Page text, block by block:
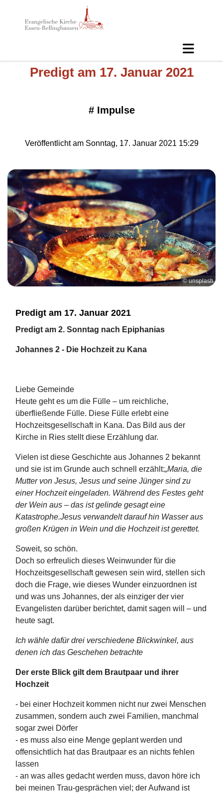
Predigt am 17. Januar 2021
# Impulse
Veröffentlicht am Sonntag, 17. Januar 2021 15:29
© unsplash
Predigt am 17. Januar 2021
Predigt am 2. Sonntag nach Epiphanias
Johannes 2 - Die Hochzeit zu Kana
Liebe Gemeinde
Heute geht es um die Fülle – um reichliche,
überfließende Fülle. Diese Fülle erlebt eine
Hochzeitsgesellschaft in Kana. Das Bild aus der
Kirche in Ries stellt diese Erzählung dar.
Vielen ist diese Geschichte aus Johannes 2 bekannt
und sie ist im Grunde auch schnell erzählt:„Maria, die
Mutter von Jesus, Jesus und seine Jünger sind zu
einer Hochzeit eingeladen. Während des Festes geht
der Wein aus – das ist gelinde gesagt eine
Katastrophe.Jesus verwandelt darauf hin Wasser aus
großen Krügen in Wein und die Hochzeit ist gerettet.
Soweit, so schön.
Doch so erfreulich dieses Weinwunder für die
Hochzeitsgesellschaft gewesen sein wird, stellen sich
doch die Frage, wie dieses Wunder einzuordnen ist
und was uns Johannes, der als einziger der vier
Evangelisten darüber berichtet, damit sagen will – und
heute sagt.
Ich wähle dafür drei verschiedene Blickwinkel, aus
denen ich das Geschehen betrachte
Der erste Blick gilt dem Brautpaar und ihrer
Hochzeit
- bei einer Hochzeit kommen nicht nur zwei Menschen
zusammen, sondern auch zwei Familien, manchmal
sogar zwei Dörfer
- es muss also eine Menge geplant werden und
offensichtlich hat das Brautpaar es an nichts fehlen
lassen
- an was alles gedacht werden muss, davon höre ich
bei meinen Trau-gesprächen viel; der Aufwand ist